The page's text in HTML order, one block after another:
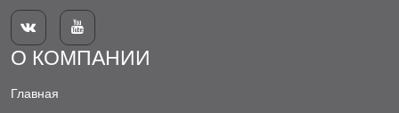
 
О КОМПАНИИ
Главная